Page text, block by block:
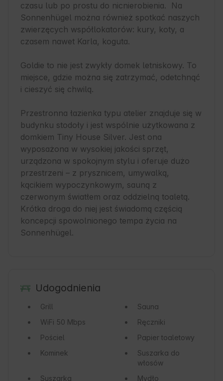
czasu lub po prostu do nicnierobienia.  Na
Sonnenhügel można również spotkać naszych
zwierzęcych współlokatorów: kury, koty, a
czasem nawet Karla, koguta.
Goldie to nie jest zwykły domek letniskowy. To
miejsce, gdzie można się zatrzymać, odetchnąć
i cieszyć się chwilą.
Przestronna łazienka typu atelier znajduje się w
budynku stodoły i jest wspólnie użytkowana z
domkiem Tiny House Silver. Jest ona
wyposażona w wysokiej jakości sprzęt,
urządzona w spokojnym stylu i oferuje dużo
przestrzeni – z prysznicem, umywalką,
kącikiem wypoczynkowym, sauną z
czerwonym światłem oraz oddzielną toaletą.
Krótka droga do niej jest świadomą częścią
koncepcji spowolnionego tempa życia na
Sonnenhügel.
Udogodnienia
Grill
Sauna
WiFi 50 Mbps
Ręczniki
Pościel
Papier toaletowy
Kominek
Suszarka do
włosów
Suszarka
Mydło